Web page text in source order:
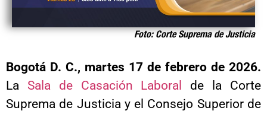
Foto: Corte Suprema de Justicia
Bogotá D. C., martes 17 de febrero de 2026.
La Sala de Casación Laboral
de la Corte
Suprema de Justicia y el Consejo Superior de